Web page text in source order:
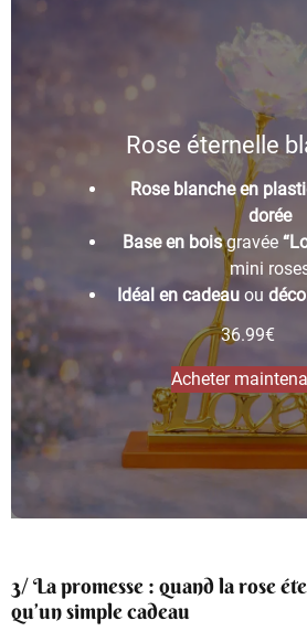
Rose éternelle
Rose blanche en
dorée
Base en boisgravée
mini
Idéal en cadeau ou
36.99€
Acheter
3/ La promesse : quand la rose
qu’un simple cadeau